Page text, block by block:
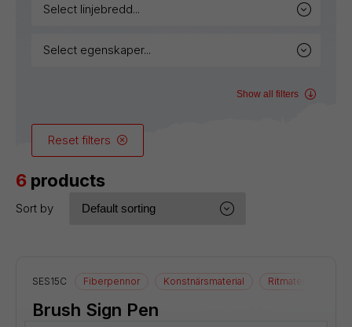
select linjebredd...
select egenskaper...
Show all filters
Reset filters
6 products
Sort by
SES15C Fiberpennor Konstnärsmaterial Ritmaterial
Brush Sign Pen